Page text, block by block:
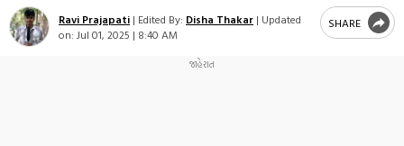
Ravi Prajapati | Edited By: Disha Thakar | Updated
on: Jul 01, 2025 | 8:40 AM
SHARE